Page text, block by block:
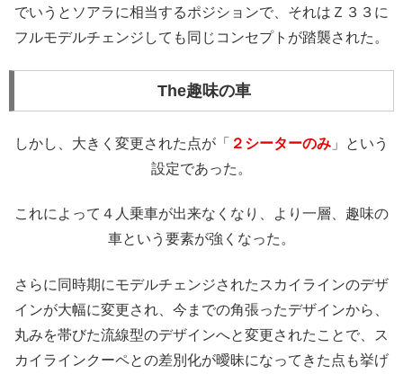
でいうとソアラに相当するポジションで、それはＺ３３に
フルモデルチェンジしても同じコンセプトが踏襲された。
The趣味の車
しかし、大きく変更された点が「 ２シーターのみ 」という
設定であった。
これによって４人乗車が出来なくなり、より一層、趣味の
車という要素が強くなった。
さらに同時期にモデルチェンジされたスカイラインのデザ
インが大幅に変更され、今までの角張ったデザインから、
丸みを帯びた流線型のデザインへと変更されたことで、ス
カイラインクーペとの差別化が曖昧になってきた点も挙げ